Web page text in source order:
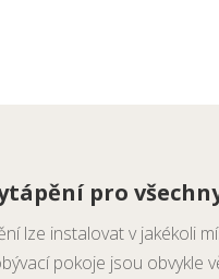
pro
lze instalovat v jakékoli
pokoje jsou